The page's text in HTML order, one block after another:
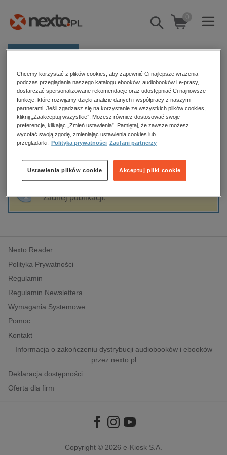
Pokaż/schowaj
wyszukiwarkę
0
Kategorie
Zobacz wszystkie E-prasa
budownictwo, aranżacja wnętrz
biznesowe, branżowe, gospodarka
dzienniki
edukacja
hobby, sport, rozrywka
komputery, internet, technologie, informatyka
polityka, społeczno-informacyjne
psychologiczne
inne
popularno-naukowe
historia
Strona główna Lena Staś
Lena Staś
Sortowanie Filtrowanie
żadnej publikacji.
Nexto Reader
Polityka Prywatności
Regulamin
Regulamin Newslettera
Wymagania Systemowe
Pomoc
Kontakt
Informacja o zakończeniu dystrybucji audiobooków i ebooków
przez nexto.pl
Deklaracja dostępności
Oferta dla firm
Copyright © 2026 e-Kiosk S.A.
Chcemy korzystać z plików cookies, aby zapewnić Ci najlepsze wrażenia
podczas przeglądania naszego katalogu ebooków, audiobooków i e-prasy,
dostarczać spersonalizowane rekomendacje oraz udostępniać Ci najnowsze
funkcje, które rozwijamy dzięki analizie danych i współpracy z naszymi
partnerami. Jeśli zgadzasz się na korzystanie ze wszystkich plików cookies,
kliknij „Zaakceptuj wszystkie”. Możesz również dostosować swoje
preferencje, klikając „Zmień ustawienia”. Pamiętaj, że zawsze możesz
wycofać swoją zgodę, zmieniając ustawienia cookies lub
przeglądarki.
Polityka prywatności Zaufani partnerzy
Akceptuj pliki cookie
Ustawienia plików cookie